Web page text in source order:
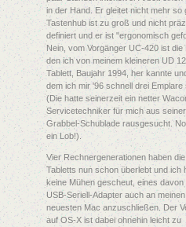
in der Hand. Er gleitet nicht mehr so
Tastenhub ist zu groß und nicht
definiert und er ist "ergonomisch
Nein, vom Vorgänger UC-420 ist die
den ich von meinem kleineren UD
Tablett, Baujahr 1994, her kannte
dem ich mir '96 schnell drei Emplare
(Die hatte seinerzeit ein netter
Servicetechniker für mich aus seiner
Grabbel-Schublade rausgesucht.
ein Lob!).
Vier Rechnergenerationen haben
Tabletts nun schon überlebt und ich
keine Mühen gescheut, eines davon
USB-Seriell-Adapter auch an meinen
neuesten Mac anzuschließen. Der
auf OS-X ist dabei ohnehin leicht zu